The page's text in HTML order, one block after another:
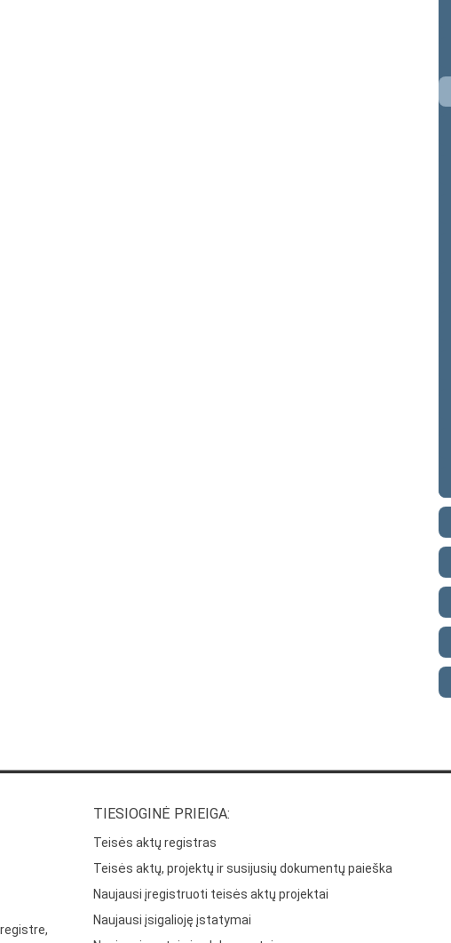
TIESIOGINĖ PRIEIGA:
Teisės aktų registras
Teisės aktų, projektų ir susijusių dokumentų paieška
Naujausi įregistruoti teisės aktų projektai
Naujausi įsigalioję įstatymai